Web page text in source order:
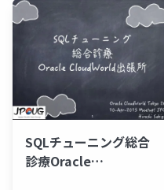
SQLチューニング総合
診療Oracle